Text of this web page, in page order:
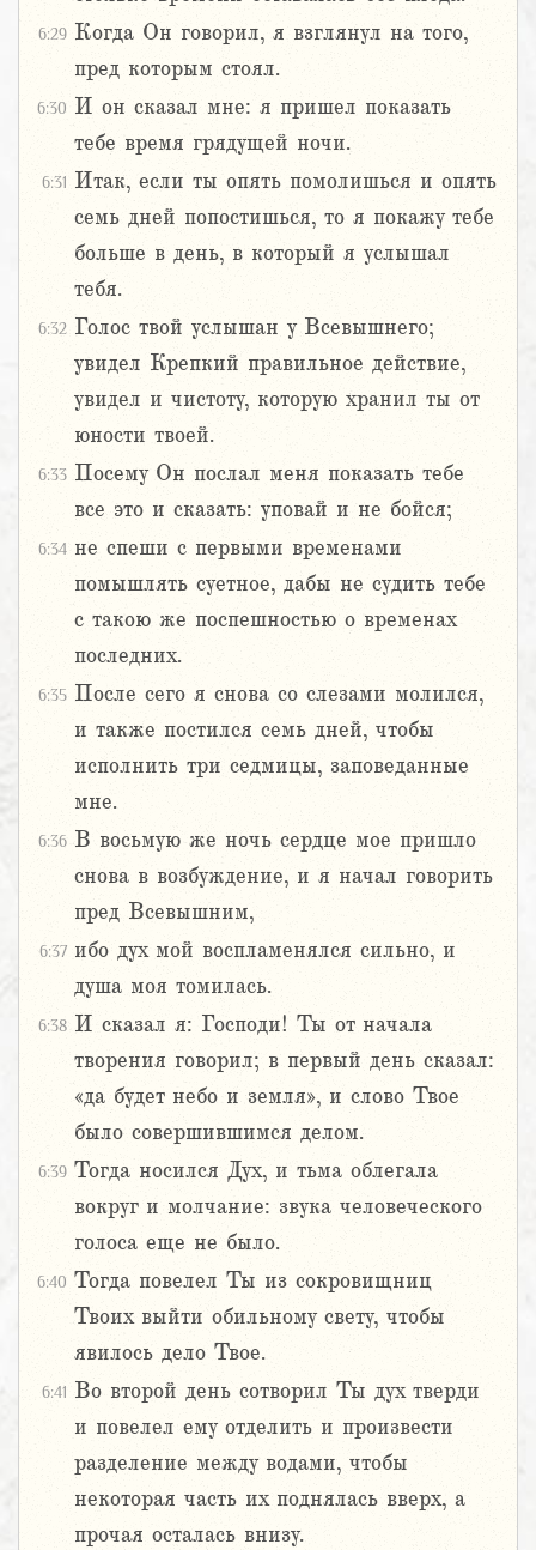
6:29 Когда Он говорил, я взглянул на того,
пред которым стоял.
6:30 И он сказал мне: я пришел показать
тебе время грядущей ночи.
6:31 Итак, если ты опять помолишься и опять
семь дней попостишься, то я покажу тебе
больше в день, в который я услышал
тебя.
6:32 Голос твой услышан у Всевышнего;
увидел Крепкий правильное действие,
увидел и чистоту, которую хранил ты от
юности твоей.
6:33 Посему Он послал меня показать тебе
все это и сказать: уповай и не бойся;
6:34 не спеши с первыми временами
помышлять суетное, дабы не судить тебе
с такою же поспешностью о временах
последних.
6:35 После сего я снова со слезами молился,
и также постился семь дней, чтобы
исполнить три седмицы, заповеданные
мне.
6:36 В восьмую же ночь сердце мое пришло
снова в возбуждение, и я начал говорить
пред Всевышним,
6:37 ибо дух мой воспламенялся сильно, и
душа моя томилась.
6:38 И сказал я: Господи! Ты от начала
творения говорил; в первый день сказал:
«да будет небо и земля», и слово Твое
было совершившимся делом.
6:39 Тогда носился Дух, и тьма облегала
вокруг и молчание: звука человеческого
голоса еще не было.
6:40 Тогда повелел Ты из сокровищниц
Твоих выйти обильному свету, чтобы
явилось дело Твое.
6:41 Во второй день сотворил Ты дух тверди
и повелел ему отделить и произвести
разделение между водами, чтобы
некоторая часть их поднялась вверх, а
прочая осталась внизу.